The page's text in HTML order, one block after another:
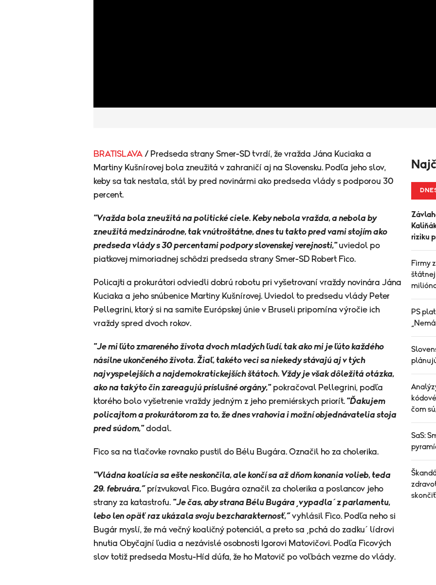
BRATISLAVA / Predseda strany Smer-SD tvrdí, že vražda Jána Kuciaka a
Martiny Kušnírovej bola zneužitá v zahraničí aj na Slovensku. Podľa jeho slov,
keby sa tak nestala, stál by pred novinármi ako predseda vlády s podporou 30
percent.
"Vražda bola zneužitá na politické ciele. Keby nebola vražda, a nebola by
zneužitá medzinárodne, tak vnútroštátne, dnes tu takto pred vami stojím ako
predseda vlády s 30 percentami podpory slovenskej verejnosti,"uviedol po
piatkovej mimoriadnej schôdzi predseda strany Smer-SD Robert Fico.
Policajti a prokurátori odviedli dobrú robotu pri vyšetrovaní vraždy novinára Jána
Kuciaka a jeho snúbenice Martiny Kušnírovej. Uviedol to predsedu vlády Peter
Pellegrini, ktorý si na samite Európskej únie v Bruseli pripomína výročie ich
vraždy spred dvoch rokov.
"Je mi ľúto zmareného života dvoch mladých ľudí, tak ako mi je ľúto každého
násilne ukončeného života. Žiaľ, takéto veci sa niekedy stávajú aj v tých
najvyspelejších a najdemokratickejších štátoch. Vždy je však dôležitá otázka,
ako na takýto čin zareagujú príslušné orgány,"pokračoval Pellegrini, podľa
ktorého bolo vyšetrenie vraždy jedným z jeho premiérskych priorít. "Ďakujem
policajtom a prokurátorom za to, že dnes vrahovia i možní objednávatelia stoja
pred súdom,"dodal.
Fico sa na tlačovke rovnako pustil do Bélu Bugára. Označil ho za cholerika.
"Vládna koalícia sa ešte neskončila, ale končí sa až dňom konania volieb, teda
29. februára,“ prízvukoval Fico. Bugára označil za cholerika a poslancov jeho
strany za katastrofu. "Je čas, aby strana Bélu Bugára ‚vypadla´ z parlamentu,
lebo len opäť raz ukázala svoju bezcharakternosť,“ vyhlásil Fico. Podľa neho si
Bugár myslí, že má večný koaličný potenciál, a preto sa ‚pchá do zadku´ lídrovi
hnutia Obyčajní ľudia a nezávislé osobnosti Igorovi Matovičovi. Podľa Ficových
slov totiž predseda Mostu-Híd dúfa, že ho Matovič po voľbách vezme do vlády.
riziku
Firmy
štátnej
PS
čom
SaS:
skončiť